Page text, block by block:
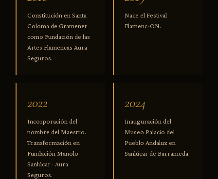
Constitución en Santa
Coloma de Gramenet
como Fundación de las
Artes Flamencas Aura
Seguros.
Nace el Festival
Flamenc-ON.
2022
Incorporación del
nombre del Maestro.
Transformación en
Fundación Manolo
Sanlúcar · Aura
Seguros.
2024
Inauguración del
Museo Palacio del
Pueblo Andaluz en
Sanlúcar de Barrameda.